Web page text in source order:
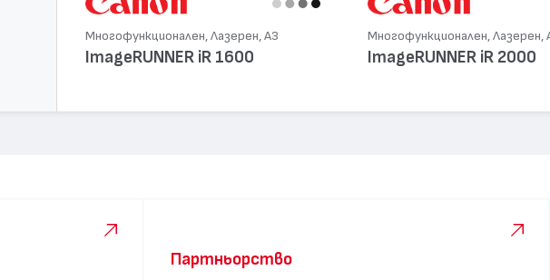
Многофункционален, Лазерен, А3
ImageRUNNER iR 1600
Многофункционален, Лазерен,
ImageRUNNER iR 2000
Партньорство